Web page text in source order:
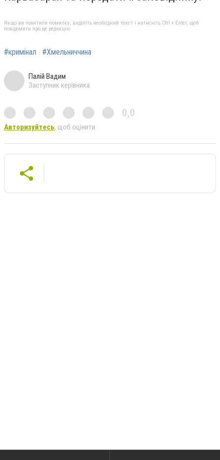
Якщо ви помітили помилку, виділіть необхідний текст і натисніть Ctrl + Enter, щоб
повідомити про це редакцію
#кримінал #Хмельниччина
Палій Вадим
Заступник керівника
0,0
Авторизуйтесь, щоб оцінити